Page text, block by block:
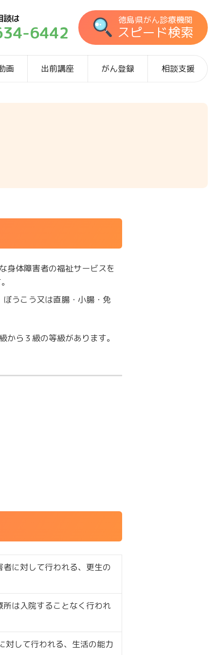
談は
6442
徳島県がん診療機関
スピード検索
画 出前講座 がん登録 相談支援
身体障害者の福祉サービスを
うこう又は直腸・小腸・免
ら３級の等級があります。
に対して行われる、更生の
は入院することなく行われ
対して行われる、生活の能力